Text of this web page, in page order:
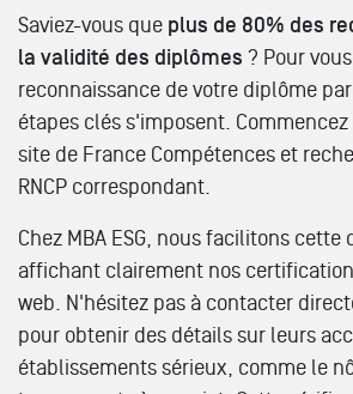
Saviez-vous que plus de 80% des
la validité des diplômes ? Pour
reconnaissance de votre diplôme
étapes clés s'imposent.
site de France Compétences et
RNCP correspondant.
Chez MBA ESG, nous facilitons cette
affichant clairement nos
web. N'hésitez pas à contacter
pour obtenir des détails sur leurs
établissements sérieux, comme le